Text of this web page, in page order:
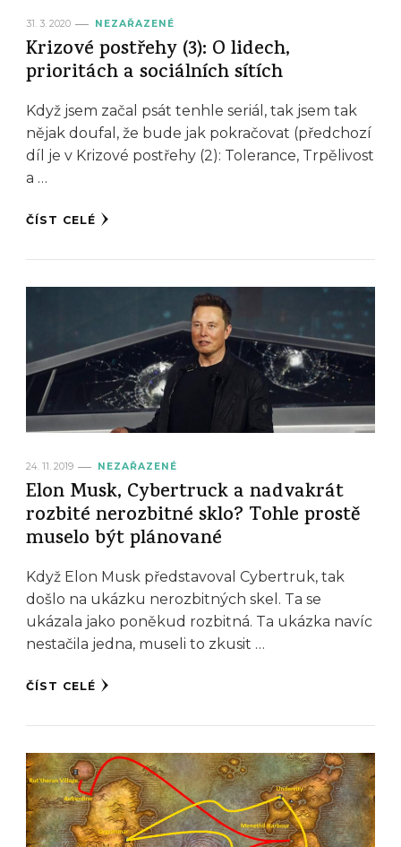
31. 3. 2020 NEZAŘAZENÉ
Krizové postřehy (3): O lidech,
prioritách a sociálních sítích
Když jsem začal psát tenhle seriál, tak jsem tak
nějak doufal, že bude jak pokračovat (předchozí
díl je v Krizové postřehy (2): Tolerance, Trpělivost
a …
ČÍST CELÉ
24. 11. 2019 NEZAŘAZENÉ
Elon Musk, Cybertruck a nadvakrát
rozbité nerozbitné sklo? Tohle prostě
muselo být plánované
Když Elon Musk představoval Cybertruk, tak
došlo na ukázku nerozbitných skel. Ta se
ukázala jako poněkud rozbitná. Ta ukázka navíc
nestačila jedna, museli to zkusit …
ČÍST CELÉ